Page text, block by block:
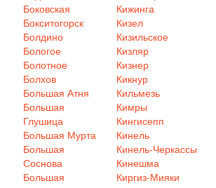
Боковская
Бокситогорск
Болдино
Бологое
Болотное
Болхов
Большая Атня
Большая
Глушица
Большая Мурта
Большая
Соснова
Большая
Кижинга
Кизел
Кизильское
Кизляр
Кизнер
Кикнур
Кильмезь
Кимры
Кингисепп
Кинель
Кинель-Черкассы
Кинешма
Киргиз-Мияки